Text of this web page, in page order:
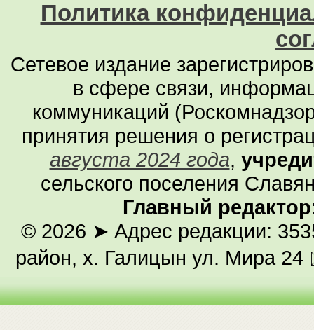
Политика
Сетевое издание
в сфере связи,
коммуникаций
принятия решения о
августа 2024 года,
сельского поселения
Главный
© 2026 ➤ Адрес редакции:
район, х. Галицын ул. Мира